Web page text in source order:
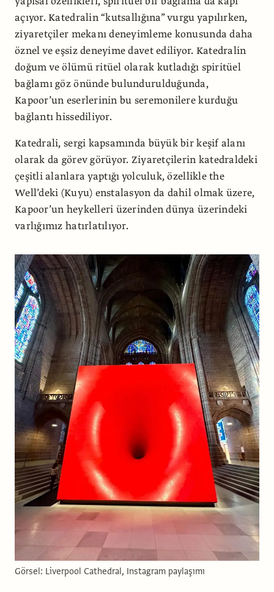
açıyor. Katedralin “kutsallığına” vurgu yapılırken,
ziyaretçiler mekanı deneyimleme konusunda daha
öznel ve eşsiz deneyime davet ediliyor. Katedralin
doğum ve ölümü ritüel olarak kutladığı spiritüel
bağlamı göz önünde bulundurulduğunda,
Kapoor’un eserlerinin bu seremonilere kurduğu
bağlantı hissediliyor.
Katedrali, sergi kapsamında büyük bir keşif alanı
olarak da görev görüyor. Ziyaretçilerin katedraldeki
çeşitli alanlara yaptığı yolculuk, özellikle the
Well’deki (Kuyu) enstalasyon da dahil olmak üzere,
Kapoor’un heykelleri üzerinden dünya üzerindeki
varlığımız hatırlatılıyor.
Görsel: Liverpool Cathedral, Instagram paylaşımı